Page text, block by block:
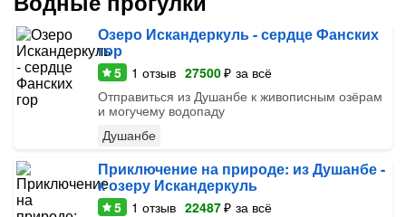
Озеро Искандеркуль - сердце Фанских
гор
5 1 отзыв 27500₽ за всё
Отправиться из Душанбе к живописным озёрам
и могучему водопаду
Душанбе
Приключение на природе: из Душанбе -
к озеру Искандеркуль
5 1 отзыв 22487₽ за всё